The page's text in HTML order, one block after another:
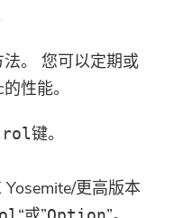
。 您可以定期或
性能。
键。
Yosemite/更高版本